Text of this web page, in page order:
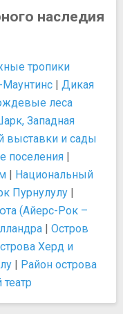
наследия
тропики
| Дикая
леса
Западная
выставки и сады
поселения |
| Национальный
Пурнулулу |
(Айерс-Рок –
| Остров
Херд и
| Район острова